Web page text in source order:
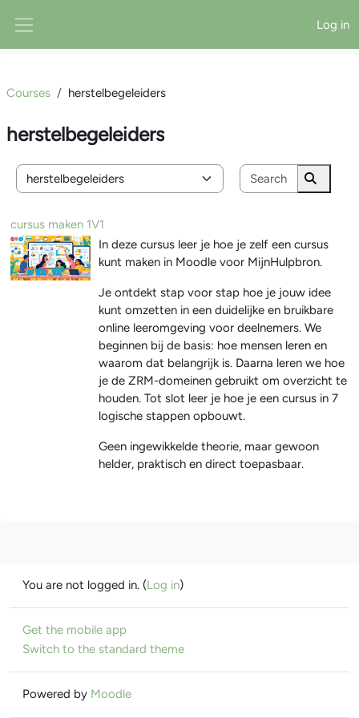
Log in
Courses herstelbegeleiders
herstelbegeleiders
Course categories
Search
Search
cursus maken 1V1
In deze cursus leer je hoe je zelf een cursus
kunt maken in Moodle voor MijnHulpbron.
Je ontdekt stap voor stap hoe je jouw idee
kunt omzetten in een duidelijke en bruikbare
online leeromgeving voor deelnemers. We
beginnen bij de basis: hoe mensen leren en
waarom dat belangrijk is. Daarna leren we hoe
je de ZRM-domeinen gebruikt om overzicht te
houden. Tot slot leer je hoe je een cursus in 7
logische stappen opbouwt.
Geen ingewikkelde theorie, maar gewoon
helder, praktisch en direct toepasbaar.
You are not logged in. (Log in)
Get the mobile app
Switch to the standard theme
Powered by Moodle